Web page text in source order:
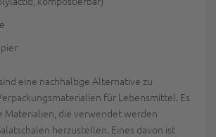
eine nachhaltige Alternative zu
für Lebensmittel. Es
Materialien, die verwendet werden
herzustellen. Eines davon ist